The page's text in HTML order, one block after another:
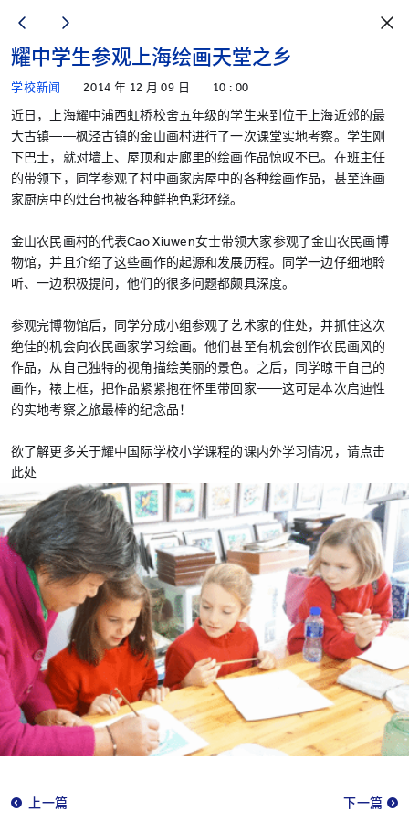
耀中学生参观上海绘画天堂之乡
学校新闻 2014 年 12 月 09 日 10 : 00
近日，上海耀中浦西虹桥校舍五年级的学生来到位于上海近郊的最
大古镇——枫泾古镇的金山画村进行了一次课堂实地考察。学生刚
下巴士，就对墙上、屋顶和走廊里的绘画作品惊叹不已。在班主任
的带领下，同学参观了村中画家房屋中的各种绘画作品，甚至连画
家厨房中的灶台也被各种鲜艳色彩环绕。
金山农民画村的代表Cao Xiuwen女士带领大家参观了金山农民画博
物馆，并且介绍了这些画作的起源和发展历程。同学一边仔细地聆
听、一边积极提问，他们的很多问题都颇具深度。
参观完博物馆后，同学分成小组参观了艺术家的住处，并抓住这次
绝佳的机会向农民画家学习绘画。他们甚至有机会创作农民画风的
作品，从自己独特的视角描绘美丽的景色。之后，同学晾干自己的
画作，裱上框，把作品紧紧抱在怀里带回家——这可是本次启迪性
的实地考察之旅最棒的纪念品！
欲了解更多关于耀中国际学校小学课程的课内外学习情况，请点击
此处
上一篇 下一篇